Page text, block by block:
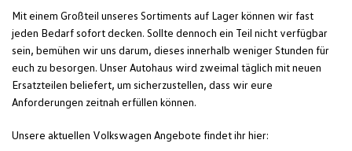
Mit einem Großteil unseres Sortiments auf Lager können wir fast
jeden Bedarf sofort decken. Sollte dennoch ein Teil nicht verfügbar
sein, bemühen wir uns darum, dieses innerhalb weniger Stunden für
euch zu besorgen. Unser Autohaus wird zweimal täglich mit neuen
Ersatzteilen beliefert, um sicherzustellen, dass wir eure
Anforderungen zeitnah erfüllen können.
Unsere aktuellen Volkswagen Angebote findet ihr hier: